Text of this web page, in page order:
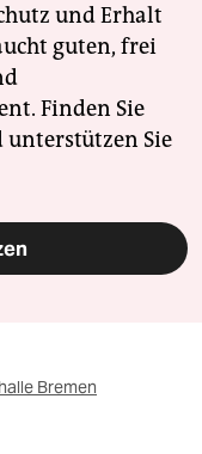
und Erhalt
guten, frei
Finden Sie
unterstützen Sie
Bremen